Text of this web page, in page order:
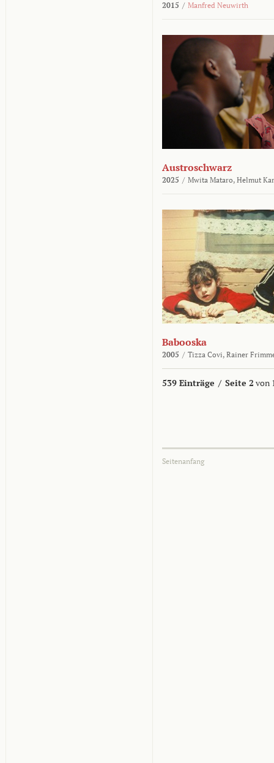
2015 / Manfred Neuwirth
Austroschwarz
2025 / Mwita Mataro, Helmut
Babooska
2005 / Tizza Covi, Rainer
539 Einträge / Seite 2 von
Seitenanfang